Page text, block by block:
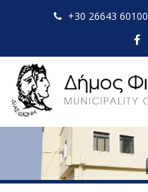
+30 26643 60100